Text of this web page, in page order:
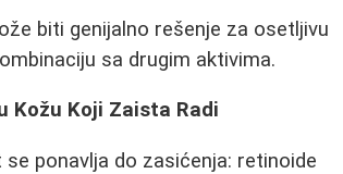
biti genijalno rešenje za osetljivu
sa drugim aktivima.
Kožu Koji Zaista Radi
ponavlja do zasićenja: retinoide